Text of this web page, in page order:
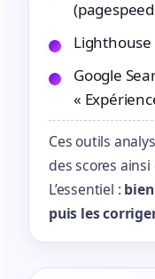
Lighthouse
Google
«
Ces outils
des scores
L’essentiel :
puis les